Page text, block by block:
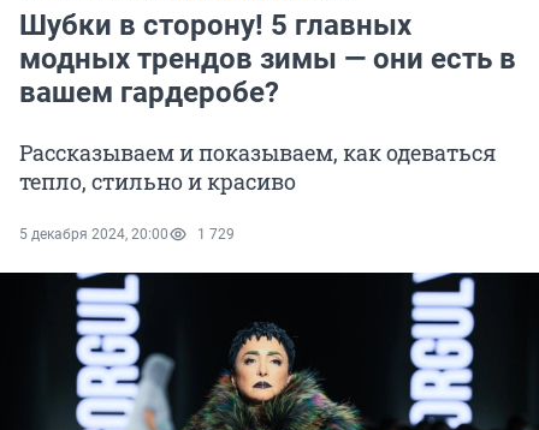
Шубки в сторону! 5 главных
модных трендов зимы — они есть в
вашем гардеробе?
Рассказываем и показываем, как одеваться
тепло, стильно и красиво
5 декабря 2024, 20:00 1 729